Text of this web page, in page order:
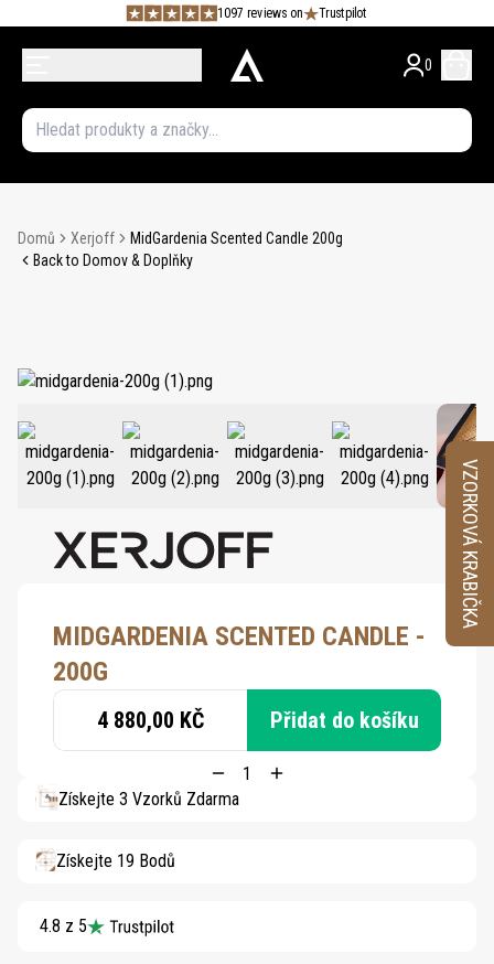
1097 reviews on Trustpilot
0
Domů Xerjoff
MidGardenia Scented Candle 200g
Back to Domov & Doplňky
MIDGARDENIA SCENTED CANDLE -
200G
4 880,00 KČ Přidat do košíku
Získejte 3 Vzorků Zdarma
Získejte 19 Bodů
4.8 z 5
VZORKOVÁ KRABIČKA